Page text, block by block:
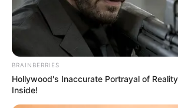
BRAINBERRIES
Hollywood's Inaccurate Portrayal of
Inside!